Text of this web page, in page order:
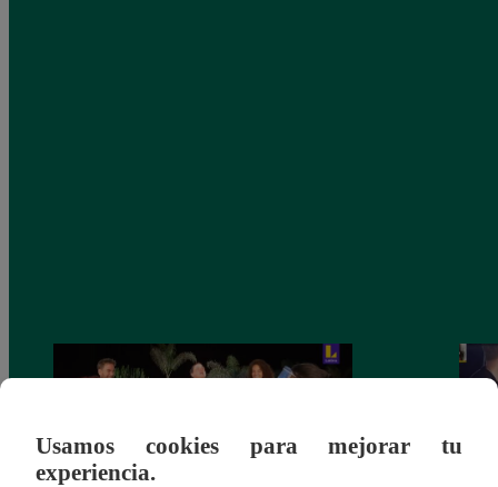
Usamos cookies para mejorar tu
experiencia.